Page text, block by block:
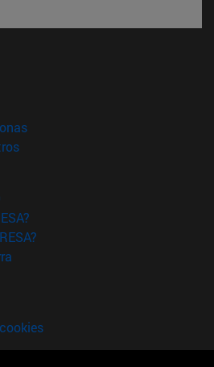
ventana)
(abre en nueva ventana)
(abre en nueva ventana)